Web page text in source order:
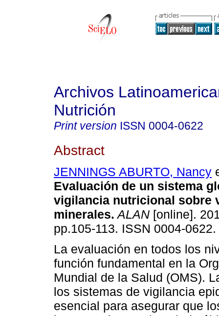
Archivos
Nutrición
Print version ISSN 0004-0622
Abstract
JENNINGS ABURTO, Nancy
Evaluación de un sistema
vigilancia nutricional sobre
minerales. ALAN [online].
pp.105-113. ISSN 0004-0622.
La evaluación en todos los
función fundamental en la
Mundial de la Salud (OMS).
los sistemas de vigilancia
esencial para asegurar que